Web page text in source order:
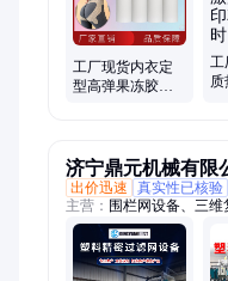
工厂现货内衣定
型高弹果冻胶热
工
质
济宁鼎元机械有限
出价迅速
真实性已核验
主营： 围栏网设备、三维
TPE内衣透气网膜、双
护网设备、地埋警示网
备、微孔网生产线设备